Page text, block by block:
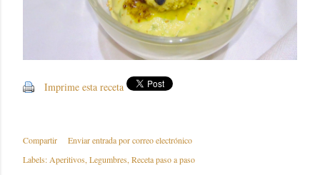
Imprime esta receta
Compartir
Enviar entrada por correo electrónico
Labels: Aperitivos Legumbres Receta paso a paso